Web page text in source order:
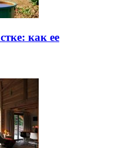
как ее